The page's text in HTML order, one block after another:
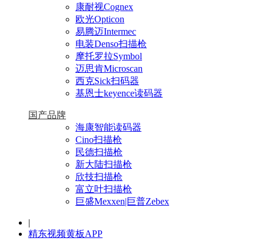
康耐视Cognex
欧光Opticon
易腾迈Intermec
电装Denso扫描枪
摩托罗拉Symbol
迈思肯Microscan
西克Sick扫码器
基恩士keyence读码器
国产品牌
海康智能读码器
Cino扫描枪
民德扫描枪
新大陆扫描枪
欣技扫描枪
富立叶扫描枪
巨盛Mexxen|巨普Zebex
|
精东视频黄板APP